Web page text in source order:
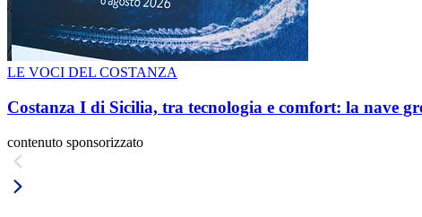
LE VOCI DEL COSTANZA
Costanza I di Sicilia, tra tecnologia e comfort: la nave
contenuto sponsorizzato